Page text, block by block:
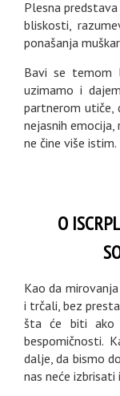
Plesna
bliskosti,
ponašanja
Bavi se temom
uzimamo i
partnerom utiče,
nejasnih emocija,
ne čine više istim.
O
Kao da
i trčali, bez
šta će biti ako
bespomičnosti.
dalje, da bismo
nas neće izbrisati